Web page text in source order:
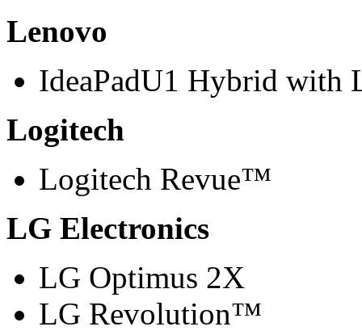
Lenovo
IdeaPadU1 Hybrid with
Logitech
Logitech Revue™
LG Electronics
LG Optimus 2X
LG Revolution™